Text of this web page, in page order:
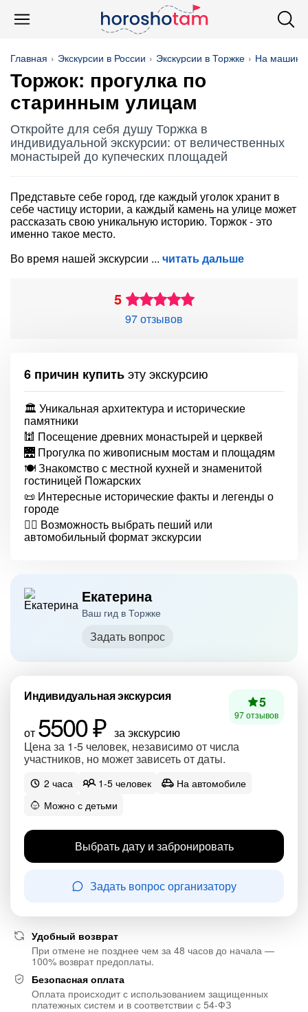
Главная Экскурсии в России Экскурсии в Торжке На машине
Торжок: прогулка по
старинным улицам
Откройте для себя душу Торжка в
индивидуальной экскурсии: от величественных
монастырей до купеческих площадей
Представьте себе город, где каждый уголок хранит в
себе частицу истории, а каждый камень на улице может
рассказать свою уникальную историю. Торжок - это
именно такое место.
Во время нашей экскурсии
читать дальше
5
97 отзывов
6 причин купитьэту экскурсию
🏛 Уникальная архитектура и исторические
памятники
🕍 Посещение древних монастырей и церквей
🌉 Прогулка по живописным мостам и площадям
🍽 Знакомство с местной кухней и знаменитой
гостиницей Пожарских
📜 Интересные исторические факты и легенды о
городе
🚶‍♂️ Возможность выбрать пеший или
автомобильный формат экскурсии
Екатерина
Ваш гид в Торжке
Задать вопрос
Индивидуальная экскурсия
от 5500 ₽ за экскурсию
Цена за 1-5 человек, независимо от числа
участников, но может зависеть от даты.
5
97 отзывов
2 часа 1-5 человек
На автомобиле
Можно с детьми
Выбрать дату и забронировать
Задать вопрос организатору
Удобный возврат
При отмене не позднее чем за 48 часов до начала —
100% возврат предоплаты.
Безопасная оплата
Оплата происходит с использованием защищенных
платежных систем и в соответствии с 54-ФЗ